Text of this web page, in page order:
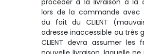
procéder à la livraison à la
lors de la commande avec
du fait du CLIENT
adresse inaccessible au très
CLIENT devra assumer les